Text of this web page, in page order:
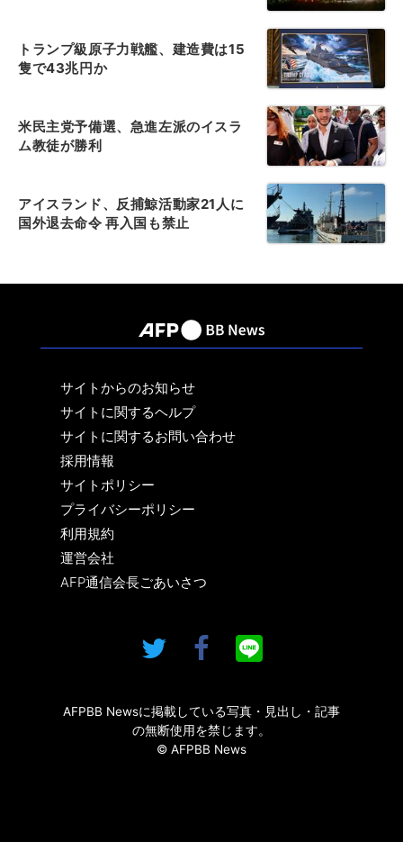
トランプ級原子力戦艦、建造費は15
隻で43兆円か
米民主党予備選、急進左派のイスラ
ム教徒が勝利
アイスランド、反捕鯨活動家21人に
国外退去命令 再入国も禁止
サイトからのお知らせ
サイトに関するヘルプ
サイトに関するお問い合わせ
採用情報
サイトポリシー
プライバシーポリシー
利用規約
運営会社
AFP通信会長ごあいさつ
AFPBB Newsに掲載している写真・見出し・記事
の無断使用を禁じます。
© AFPBB News